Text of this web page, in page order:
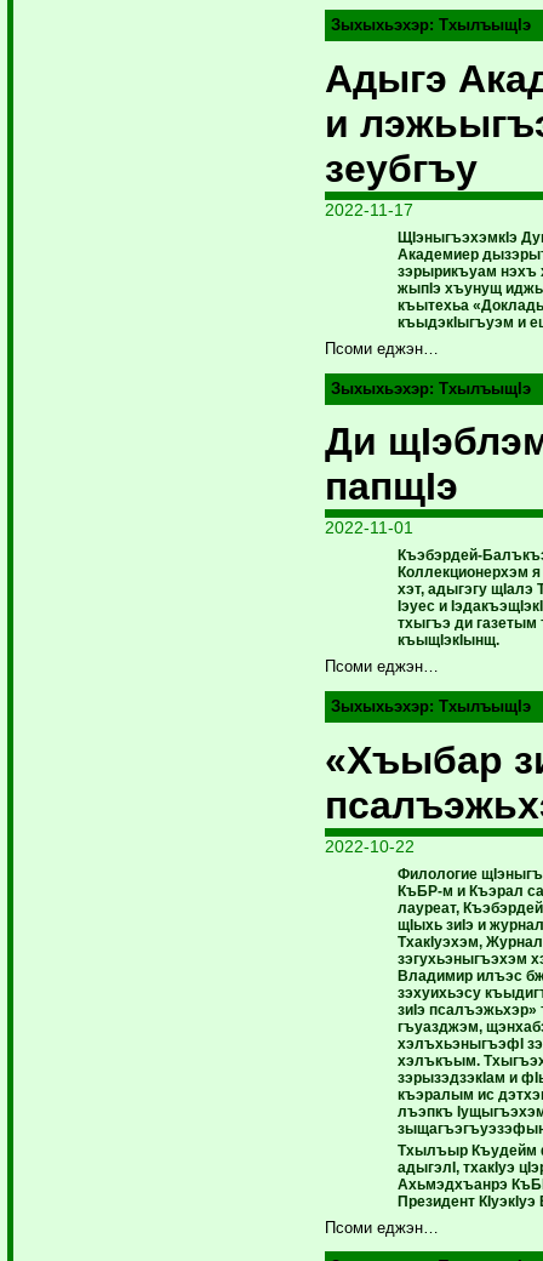
Зыхыхьэхэр:ТхылъыщIэ
Адыгэ
и
зеубгъу
2022-11-17
ЩIэныгъэхэмкIэ
Академиер
зэрырикъуам нэхъ
жыпIэ хъунущ
къытехьа
къыдэкIыгъуэм и
Псоми еджэн…
Зыхыхьэхэр:ТхылъыщIэ
Ди
папщIэ
2022-11-01
Къэбэрдей-
Коллекционерхэм
хэт, адыгэгу щIалэ
Iэуес и
тхыгъэ ди
къыщIэкIынщ.
Псоми еджэн…
Зыхыхьэхэр:ТхылъыщIэ
«Хъыбар
2022-10-22
Филологие
КъБР-м и Къэрал
лауреат,
щIыхь зиIэ и
ТхакIуэхэм,
зэгухьэныгъэхэм
Владимир илъэс
зэхуихьэсу
зиIэ
гъуазджэм,
хэлъхьэныгъэфI
хэлъкъым.
зэрызэдзэкIам и
къэралым ис
лъэпкъ
Тхылъыр Къудейм
адыгэлI, тхакIуэ
Ахьмэдхъанрэ
Президент КIуэкIуэ
Псоми еджэн…